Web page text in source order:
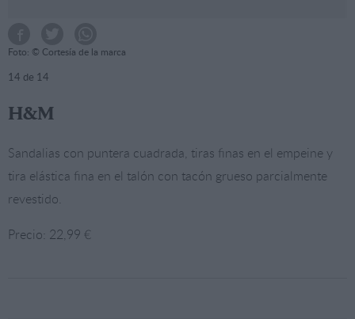
Foto: © Cortesía de la marca
14 de 14
H&M
Sandalias con puntera cuadrada, tiras finas en el empeine y
tira elástica fina en el talón con tacón grueso parcialmente
revestido.
Precio: 22,99 €